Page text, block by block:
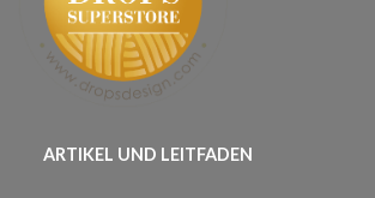
ARTIKEL UND LEITFADEN